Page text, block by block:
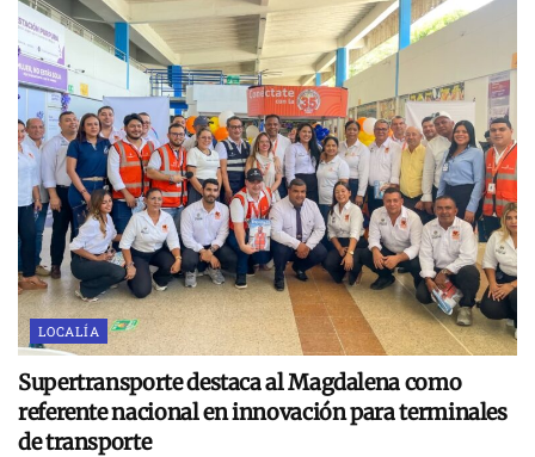
LOCALÍA
Supertransporte destaca al Magdalena como
referente nacional en innovación para terminales
de transporte